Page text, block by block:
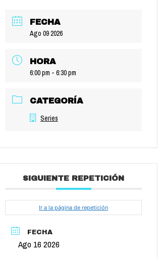
FECHA
Ago 09 2026
HORA
6:00 pm - 6:30 pm
CATEGORÍA
Series
SIGUIENTE REPETICIÓN
Ir a la página de repetición
FECHA
Ago 16 2026